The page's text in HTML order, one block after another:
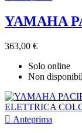
YAMAHA
363,00 €
Solo online
Non
 Anteprima